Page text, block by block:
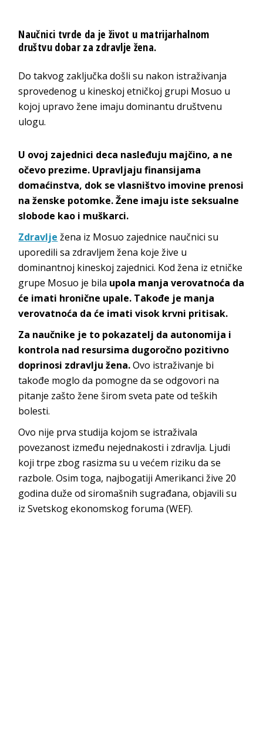
Naučnici tvrde da je život u matrijarhalnom
društvu dobar za zdravlje žena.
Do takvog zaključka došli su nakon istraživanja
sprovedenog u kineskoj etničkoj grupi Mosuo u
kojoj upravo žene imaju dominantu društvenu
ulogu.
U ovoj zajednici deca nasleđuju majčino, a ne
očevo prezime. Upravljaju finansijama
domaćinstva, dok se vlasništvo imovine prenosi
na ženske potomke. Žene imaju iste seksualne
slobode kao i muškarci.
Zdravlje žena iz Mosuo zajednice naučnici su
uporedili sa zdravljem žena koje žive u
dominantnoj kineskoj zajednici. Kod žena iz etničke
grupe Mosuo je bila upola manja verovatnoća da
će imati hronične upale. Takođe je manja
verovatnoća da će imati visok krvni pritisak.
Za naučnike je to pokazatelj da autonomija i
kontrola nad resursima dugoročno pozitivno
doprinosi zdravlju žena.Ovo istraživanje bi
takođe moglo da pomogne da se odgovori na
pitanje zašto žene širom sveta pate od teških
bolesti.
Ovo nije prva studija kojom se istraživala
povezanost između nejednakosti i zdravlja. Ljudi
koji trpe zbog rasizma su u većem riziku da se
razbole. Osim toga, najbogatiji Amerikanci žive 20
godina duže od siromašnih sugrađana, objavili su
iz Svetskog ekonomskog foruma (WEF).